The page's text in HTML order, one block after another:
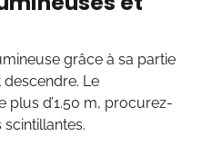
grâce à sa partie
Le
d’1.50 m, procurez-